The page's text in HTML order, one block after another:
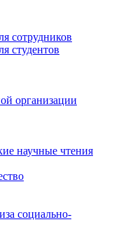
сотрудников
студентов
организации
научные чтения
социально-